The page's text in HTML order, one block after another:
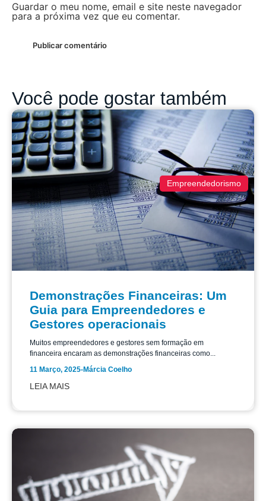
Guardar o meu nome, email e site neste navegador
para a próxima vez que eu comentar.
Você pode gostar também
Empreendedorismo
Demonstrações Financeiras: Um
Guia para Empreendedores e
Gestores operacionais
Muitos empreendedores e gestores sem formação em
financeira encaram as demonstrações financeiras como...
11 Março, 2025-Márcia Coelho
LEIA MAIS